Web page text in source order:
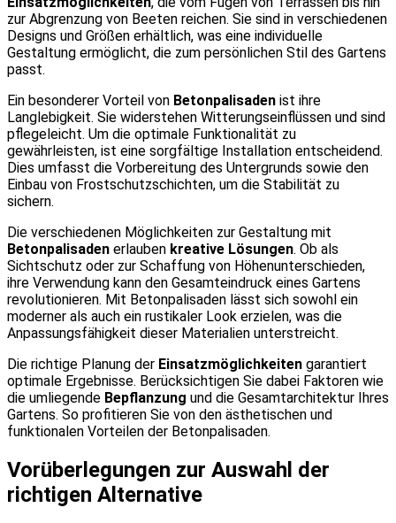
zur Abgrenzung von Beeten reichen. Sie sind in verschiedenen
Designs und Größen erhältlich, was eine individuelle
Gestaltung ermöglicht, die zum persönlichen Stil des Gartens
passt.
Ein besonderer Vorteil von Betonpalisaden ist ihre
Langlebigkeit. Sie widerstehen Witterungseinflüssen und sind
pflegeleicht. Um die optimale Funktionalität zu
gewährleisten, ist eine sorgfältige Installation entscheidend.
Dies umfasst die Vorbereitung des Untergrunds sowie den
Einbau von Frostschutzschichten, um die Stabilität zu
sichern.
Die verschiedenen Möglichkeiten zur Gestaltung mit
Betonpalisaden erlauben kreative Lösungen. Ob als
Sichtschutz oder zur Schaffung von Höhenunterschieden,
ihre Verwendung kann den Gesamteindruck eines Gartens
revolutionieren. Mit Betonpalisaden lässt sich sowohl ein
moderner als auch ein rustikaler Look erzielen, was die
Anpassungsfähigkeit dieser Materialien unterstreicht.
Die richtige Planung der Einsatzmöglichkeiten garantiert
optimale Ergebnisse. Berücksichtigen Sie dabei Faktoren wie
die umliegende Bepflanzung und die Gesamtarchitektur Ihres
Gartens. So profitieren Sie von den ästhetischen und
funktionalen Vorteilen der Betonpalisaden.
Vorüberlegungen zur Auswahl der
richtigen Alternative